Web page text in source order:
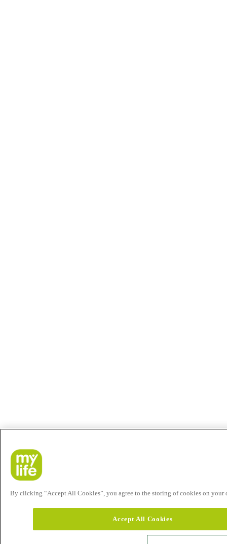
By clicking “Accept All Cookies”, you agree to the storing of cookies on your
Accept All Cookies